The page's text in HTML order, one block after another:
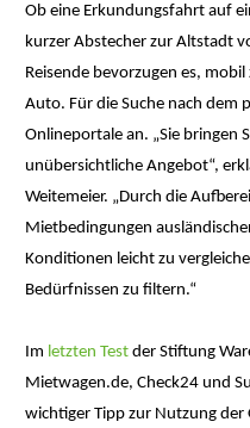
Ob eine Erkundungsfahrt auf
kurzer Abstecher zur Altstadt
Reisende bevorzugen es,
Auto. Für die Suche nach dem
Onlineportale an. „Sie bringen
unübersichtliche Angebot“,
Weitemeier. „Durch die
Mietbedingungen
Konditionen leicht zu
Bedürfnissen zu filtern.“
Im letzten Test der Stiftung
Mietwagen.de, Check24 und
wichtiger Tipp zur Nutzung der